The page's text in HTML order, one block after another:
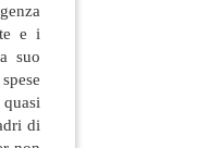
e i
suo
di